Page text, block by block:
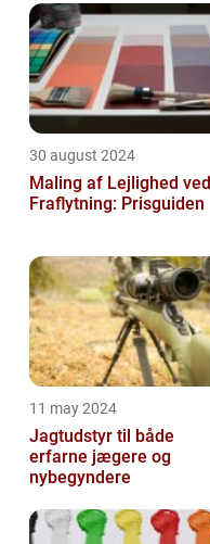
30 august 2024
Maling af Lejlighed ved
Fraflytning: Prisguiden
11 may 2024
Jagtudstyr til både
erfarne jægere og
nybegyndere